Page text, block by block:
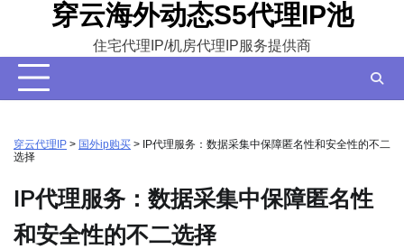
content
穿云海外动态S5代理IP池
住宅代理IP/机房代理IP服务提供商
穿云代理IP > 国外ip购买 > IP代理服务：数据采集中保障匿名性和安全性的不二
选择
IP代理服务：数据采集中保障匿名性
和安全性的不二选择